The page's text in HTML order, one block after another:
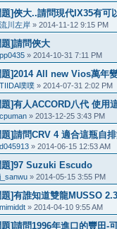
題]俠大..請問現代IX35有可
流川左岸 » 2014-11-12 9:15 PM
題]請問俠大
pp0435 » 2014-10-31 7:11 PM
題]2014 All new Vios萬年
TIIDA噗噗 » 2014-07-31 2:02 PM
題]有人ACCORD八代 使用
cpuman » 2013-12-25 3:43 PM
題]請問CRV 4 適合這瓶自
d045913 » 2014-06-15 12:53 AM
題]97 Suzuki Escudo
j_sanwu » 2014-05-15 3:55 PM
題]有誰知道雙龍MUSSO
mimiddt » 2014-04-10 9:55 AM
題]請問1996年進口的豐田-